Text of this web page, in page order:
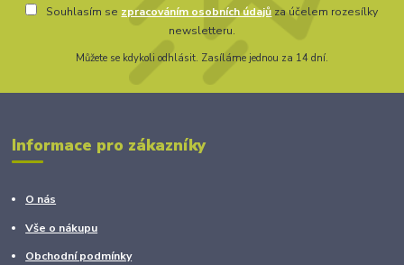
Souhlasím se zpracováním osobních údajů za účelem rozesílky
newsletteru.
Můžete se kdykoli odhlásit. Zasíláme jednou za 14 dní.
Informace pro zákazníky
O nás
Vše o nákupu
Obchodní podmínky